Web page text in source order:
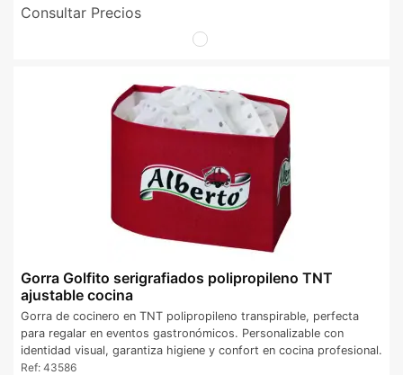
Consultar Precios
Gorra Golfito serigrafiados polipropileno TNT
ajustable cocina
Gorra de cocinero en TNT polipropileno transpirable, perfecta
para regalar en eventos gastronómicos. Personalizable con
identidad visual, garantiza higiene y confort en cocina profesional.
Ref: 43586